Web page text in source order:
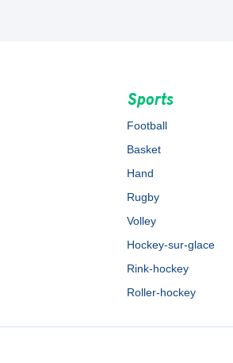
Sports
Football
Basket
Hand
Rugby
Volley
Hockey-sur-glace
Rink-hockey
Roller-hockey